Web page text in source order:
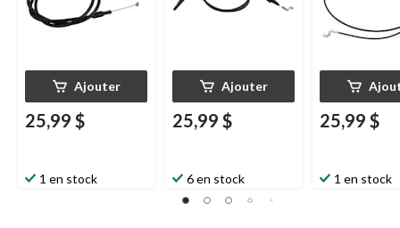
Ajouter
25,99 $
1 en stock
Ajouter
25,99 $
6 en stock
25,99 $
1 en stock